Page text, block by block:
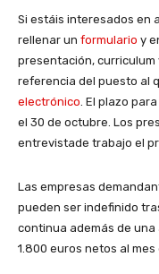
Si estáis interesados en
rellenar un formulario y
presentación,
referencia del puesto al
electrónico . El plazo
el 30 de octubre. Los
entrevistade trabajo el
Las empresas
pueden ser indefinido
continua además de
1.800 euros netos al